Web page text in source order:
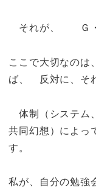
それが、 Ｇ
ここで大切なの
ば、 反対に、そ
体制（システム
共同幻想）によ
す。
私が、自分の勉